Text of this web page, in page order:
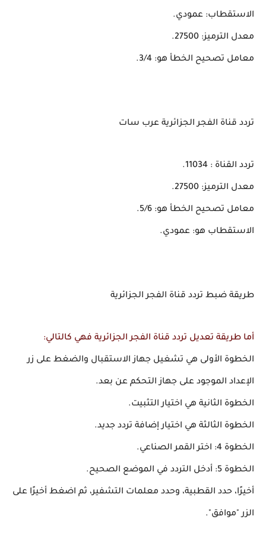
الاستقطاب: عمودي.
معدل الترميز: 27500.
معامل تصحيح الخطأ هو: 3/4.
تردد قناة الفجر الجزائرية عرب سات
تردد القناة : 11034.
معدل الترميز: 27500.
معامل تصحيح الخطأ هو: 5/6.
الاستقطاب هو: عمودي.
طريقة ضبط تردد قناة الفجر الجزائرية
أما طريقة تعديل تردد قناة الفجر الجزائرية فهي كالتالي:
الخطوة الأولى هي تشغيل جهاز الاستقبال والضغط على زر
الإعداد الموجود على جهاز التحكم عن بعد.
الخطوة الثانية هي اختيار التثبيت.
الخطوة الثالثة هي اختيار إضافة تردد جديد.
الخطوة 4: اختر القمر الصناعي.
الخطوة 5: أدخل التردد في الموضع الصحيح.
أخيرًا، حدد القطبية، وحدد معلمات التشفير، ثم اضغط أخيرًا على
الزر "موافق".